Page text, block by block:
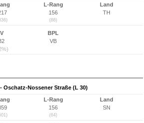
L-Rang
156
(86)
Land
TH
BPL
VB
Oschatz-Nossener Straße (L 30)
L-Rang
156
(64)
Land
SN